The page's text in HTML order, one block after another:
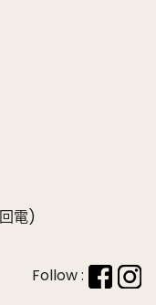
電)
Follow :